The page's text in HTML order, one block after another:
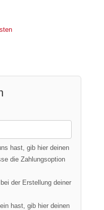
hast, gib hier deinen
die Zahlungsoption
der Erstellung deiner
hast, gib hier deinen